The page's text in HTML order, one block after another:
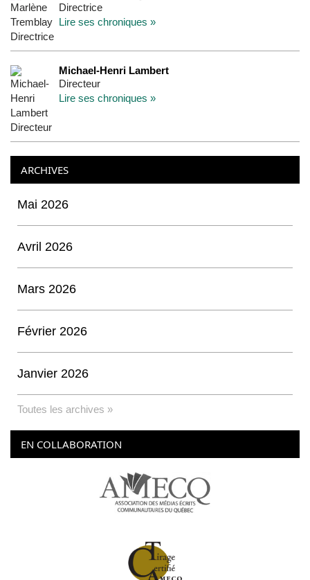
Directrice
Lire ses chroniques »
Michael-Henri Lambert
Directeur
Lire ses chroniques »
ARCHIVES
Mai 2026
Avril 2026
Mars 2026
Février 2026
Janvier 2026
Toutes les archives »
EN COLLABORATION